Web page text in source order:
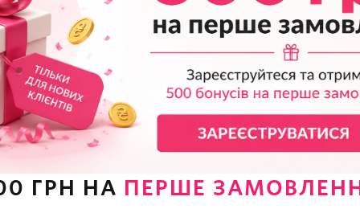
Secret Sexy Illusions No-show
Cheeky Panty
ГРН НА ПЕРШЕ